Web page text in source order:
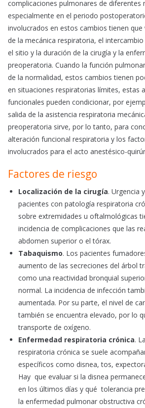
complicaciones pulmonares de diferentes
especialmente en el periodo
involucrados en estos cambios tienen
de la mecánica respiratoria, el
el sitio y la duración de la cirugía y la
preoperatoria. Cuando la función
de la normalidad, estos cambios tienen
en situaciones respiratorias límites, estas
funcionales pueden condicionar, por
salida de la asistencia respiratoria
preoperatoria sirve, por lo tanto, para
alteración funcional respiratoria y los
involucrados para el acto anestésico-
Factores de riesgo
Localización de la cirugía. Urgencia
pacientes con patología respiratoria
sobre extremidades u oftalmológicas
incidencia de complicaciones que las
abdomen superior o el tórax.
Tabaquismo. Los pacientes
aumento de las secreciones del árbol
como una reactividad bronquial
normal. La incidencia de infección
aumentada. Por su parte, el nivel de
también se encuentra elevado, por lo
transporte de oxígeno.
Enfermedad respiratoria crónica.
respiratoria crónica se suele
específicos como disnea, tos,
Hay que evaluar si la disnea
en los últimos días y qué tolerancia
la enfermedad pulmonar obstructiva